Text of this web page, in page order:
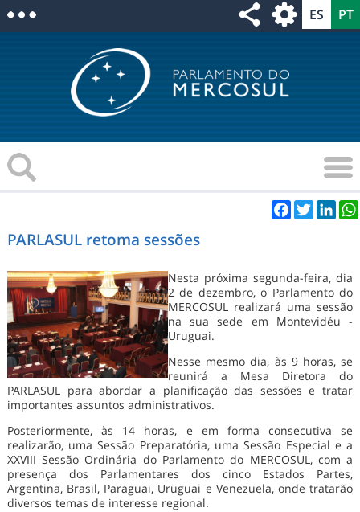
Facebook
Twitter
PARLASUL retoma sessões
Nesta próxima segunda-feira, dia
2 de dezembro, o Parlamento do
MERCOSUL realizará uma sessão
na sua sede em Montevidéu -
Uruguai.
Nesse mesmo dia, às 9 horas, se
reunirá a Mesa Diretora do
PARLASUL para abordar a planificação das sessões e tratar
importantes assuntos administrativos.
Posteriormente, às 14 horas, e em forma consecutiva se
realizarão, uma Sessão Preparatória, uma Sessão Especial e a
XXVIII Sessão Ordinária do Parlamento do MERCOSUL, com a
presença dos Parlamentares dos cinco Estados Partes,
Argentina, Brasil, Paraguai, Uruguai e Venezuela, onde tratarão
diversos temas de interesse regional.